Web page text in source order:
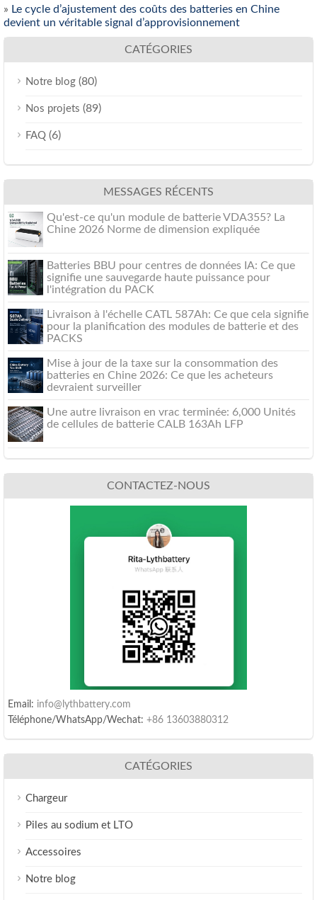
» Le cycle d’ajustement des coûts des batteries en Chine
devient un véritable signal d’approvisionnement
CATÉGORIES
Notre blog (80)
Nos projets (89)
FAQ (6)
MESSAGES RÉCENTS
Qu'est-ce qu'un module de batterie VDA355? La
Chine 2026 Norme de dimension expliquée
Batteries BBU pour centres de données IA: Ce que
signifie une sauvegarde haute puissance pour
l'intégration du PACK
Livraison à l'échelle CATL 587Ah: Ce que cela signifie
pour la planification des modules de batterie et des
PACKS
Mise à jour de la taxe sur la consommation des
batteries en Chine 2026: Ce que les acheteurs
devraient surveiller
Une autre livraison en vrac terminée: 6,000 Unités
de cellules de batterie CALB 163Ah LFP
CONTACTEZ-NOUS
Email: info@lythbattery.com
Téléphone/WhatsApp/Wechat: +86 13603880312
CATÉGORIES
Chargeur
Piles au sodium et LTO
Accessoires
Notre blog